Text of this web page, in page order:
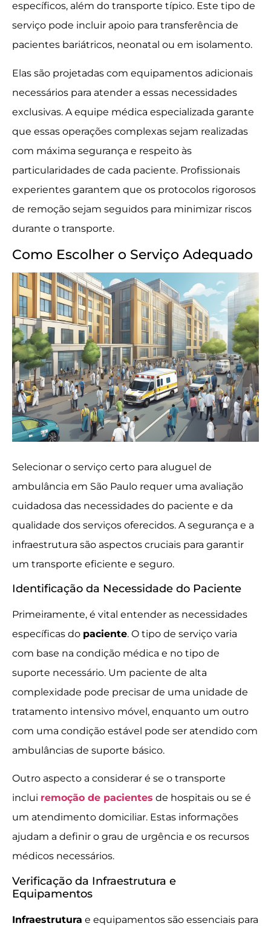
específicos, além do transporte típico. Este tipo de
serviço pode incluir apoio para transferência de
pacientes bariátricos, neonatal ou em isolamento.
Elas são projetadas com equipamentos adicionais
necessários para atender a essas necessidades
exclusivas. A equipe médica especializada garante
que essas operações complexas sejam realizadas
com máxima segurança e respeito às
particularidades de cada paciente. Profissionais
experientes garantem que os protocolos rigorosos
de remoção sejam seguidos para minimizar riscos
durante o transporte.
Como Escolher o Serviço Adequado
Selecionar o serviço certo para aluguel de
ambulância em São Paulo requer uma avaliação
cuidadosa das necessidades do paciente e da
qualidade dos serviços oferecidos. A segurança e a
infraestrutura são aspectos cruciais para garantir
um transporte eficiente e seguro.
Identificação da Necessidade do Paciente
Primeiramente, é vital entender as necessidades
específicas do paciente. O tipo de serviço varia
com base na condição médica e no tipo de
suporte necessário. Um paciente de alta
complexidade pode precisar de uma unidade de
tratamento intensivo móvel, enquanto um outro
com uma condição estável pode ser atendido com
ambulâncias de suporte básico.
Outro aspecto a considerar é se o transporte
inclui remoção de pacientes de hospitais ou se é
um atendimento domiciliar. Estas informações
ajudam a definir o grau de urgência e os recursos
médicos necessários.
Verificação da Infraestrutura e
Equipamentos
Infraestrutura e equipamentos são essenciais para